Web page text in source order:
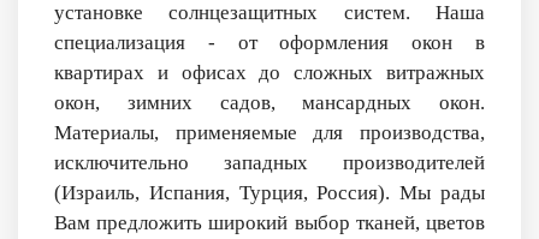
установке солнцезащитных систем. Наша
специализация - от оформления окон в
квартирах и офисах до сложных витражных
окон, зимних садов, мансардных окон.
Материалы, применяемые для производства,
исключительно западных производителей
(Израиль, Испания, Турция, Россия). Мы рады
Вам предложить широкий выбор тканей, цветов